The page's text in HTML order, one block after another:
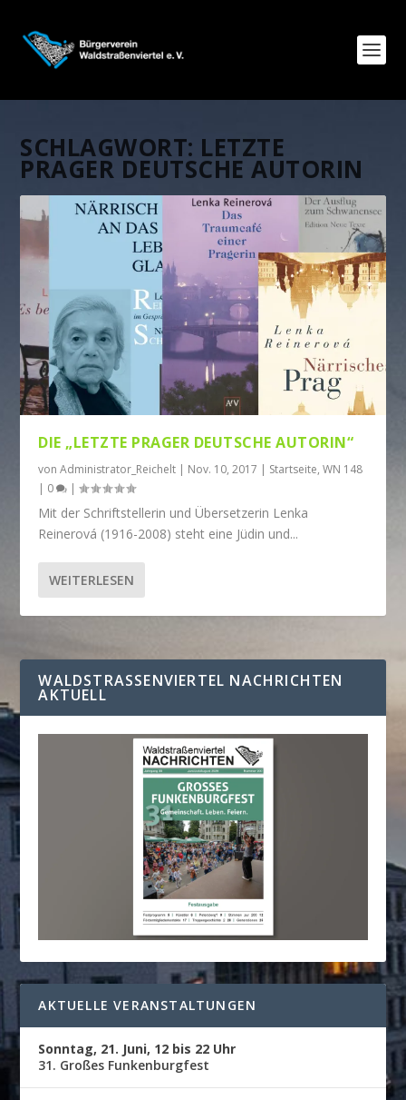
SCHLAGWORT: LETZTE
PRAGER DEUTSCHE AUTORIN
DIE „LETZTE PRAGER DEUTSCHE AUTORIN“
vonAdministrator_Reichelt | Nov. 10, 2017 | Startseite,WN 148
| 0 |
Mit der Schriftstellerin und Übersetzerin Lenka
Reinerová (1916-2008) steht eine Jüdin und...
WEITERLESEN
WALDSTRASSENVIERTEL NACHRICHTEN A
KTUELL
AKTUELLE VERANSTALTUNGEN
Sonntag, 21. Juni, 12 bis 22 Uhr
31. Großes Funkenburgfest